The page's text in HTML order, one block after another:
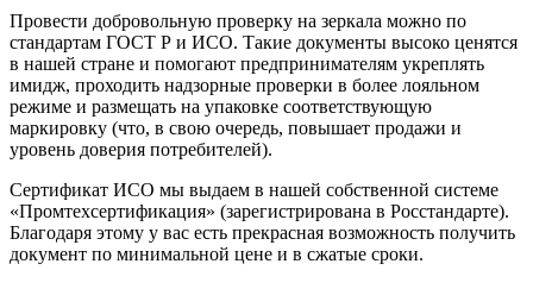
Провести добровольную проверку на зеркала можно по
стандартам ГОСТ Р и ИСО. Такие документы высоко ценятся
в нашей стране и помогают предпринимателям укреплять
имидж, проходить надзорные проверки в более лояльном
режиме и размещать на упаковке соответствующую
маркировку (что, в свою очередь, повышает продажи и
уровень доверия потребителей).
Сертификат ИСО мы выдаем в нашей собственной системе
«Промтехсертификация» (зарегистрирована в Росстандарте).
Благодаря этому у вас есть прекрасная возможность получить
документ по минимальной цене и в сжатые сроки.